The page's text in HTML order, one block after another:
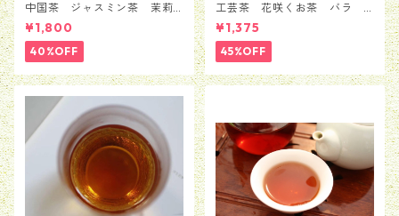
中国茶 ジャスミン茶 茉莉
花茶 銀毫インハオウ 100ｇ
¥1,800
40%OFF
工芸茶 花咲くお茶 バラ
ローズ 5粒セット（1種類*5
粒）
¥1,375
45%OFF